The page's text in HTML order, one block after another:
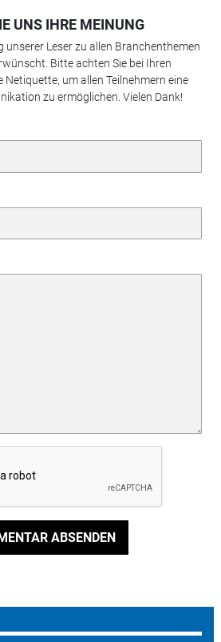
UNS IHRE MEINUNG
unserer Leser zu allen Branchenthemen
Bitte achten Sie bei Ihren
um allen Teilnehmern eine
zu ermöglichen. Vielen Dank!
ABSENDEN